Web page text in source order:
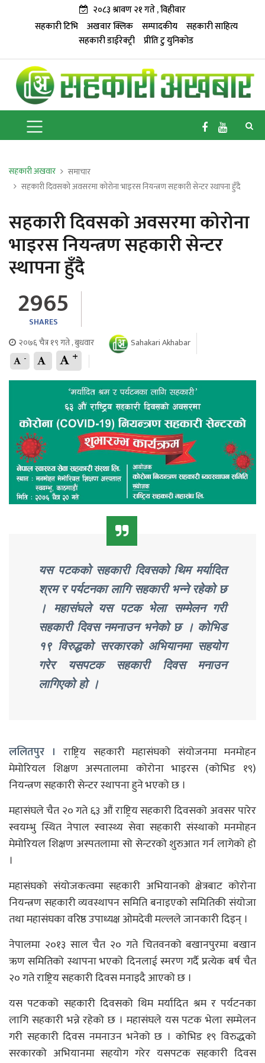
२०८३ श्रावण २१ गते , विहीवार
सहकारी टिभि
अखवार क्लिक सम्पादकीय
सहकारी साहित्य
सहकारी डाईरेक्ट्री प्रीति टु युनिकोड
सहकारी अखवार
समाचार
सहकारी दिवसको अवसरमा कोरोना भाइरस नियन्त्रण सहकारी सेन्टर स्थापना हुँदै
सहकारी दिवसको अवसरमा कोरोना
भाइरस नियन्त्रण सहकारी सेन्टर
स्थापना हुँदै
2965
SHARES
२०७६ चैत्र १९ गते , बुधवार
Sahakari Akhabar
- +
यस पटकको सहकारी दिवसको थिम मर्यादित
श्रम र पर्यटनका लागि सहकारी भन्ने रहेको छ
। महासंघले यस पटक भेला सम्मेलन गरी
सहकारी दिवस नमनाउन भनेको छ । कोभिड
१९ विरुद्धको सरकारको अभियानमा सहयोग
गरेर यसपटक सहकारी दिवस मनाउन
लागिएको हो ।
ललितपुर । राष्ट्रिय सहकारी महासंघको संयोजनमा मनमोहन
मेमोरियल शिक्षण अस्पतालमा कोरोना भाइरस (कोभिड १९)
नियन्त्रण सहकारी सेन्टर स्थापना हुने भएको छ ।
महासंघले चैत २० गते ६३ औं राष्ट्रिय सहकारी दिवसको अवसर पारेर
स्वयम्भु स्थित नेपाल स्वास्थ्य सेवा सहकारी संस्थाको मनमोहन
मेमोरियल शिक्षण अस्पतलामा सो सेन्टरको शुरुआत गर्न लागेको हो
।
महासंघको संयोजकत्वमा सहकारी अभियानको क्षेत्रबाट कोरोना
नियन्त्रण सहकारी व्यवस्थापन समिति बनाइएको समितिकी संयोजा
तथा महासंघका वरिष्ठ उपाध्यक्ष ओमदेवी मल्लले जानकारी दिइन् ।
नेपालमा २०१३ साल चैत २० गते चितवनको बखानपुरमा बखान
ऋण समितिको स्थापना भएको दिनलाई स्मरण गर्दै प्रत्येक बर्ष चैत
२० गते राष्ट्रिय सहकारी दिवस मनाइदै आएको छ ।
यस पटकको सहकारी दिवसको थिम मर्यादित श्रम र पर्यटनका
लागि सहकारी भन्ने रहेको छ । महासंघले यस पटक भेला सम्मेलन
गरी सहकारी दिवस नमनाउन भनेको छ । कोभिड १९ विरुद्धको
सरकारको अभियानमा सहयोग गरेर यसपटक सहकारी दिवस